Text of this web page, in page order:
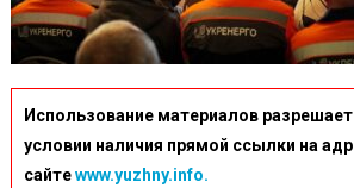
Использование материалов
условии наличия прямой ссылки на
сайтеwww.yuzhny.info.